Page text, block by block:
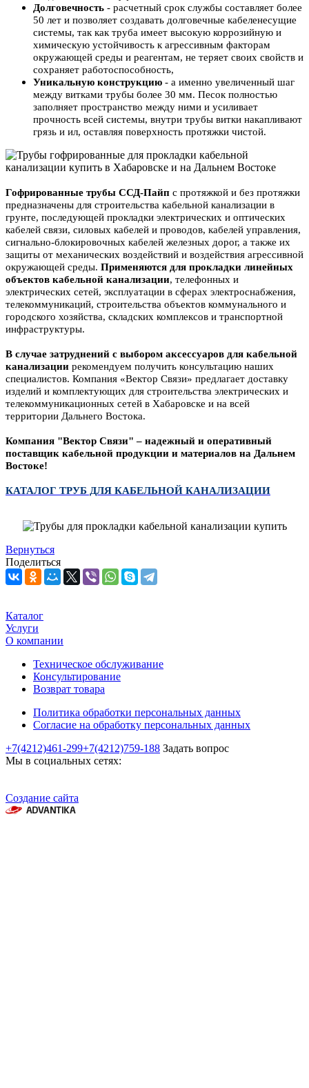
Долговечность - расчетный срок службы составляет более
50 лет и позволяет создавать долговечные кабеленесущие
системы, так как труба имеет высокую коррозийную и
химическую устойчивость к агрессивным факторам
окружающей среды и реагентам, не теряет своих свойств и
сохраняет работоспособность,
Уникальную конструкцию - а именно увеличенный шаг
между витками трубы более 30 мм. Песок полностью
заполняет пространство между ними и усиливает
прочность всей системы, внутри трубы витки накапливают
грязь и ил, оставляя поверхность протяжки чистой.
Гофрированные трубы ССД-Пайп с протяжкой и без протяжки
предназначены для строительства кабельной канализации в
грунте, последующей прокладки электрических и оптических
кабелей связи, силовых кабелей и проводов, кабелей управления,
сигнально-блокировочных кабелей железных дорог, а также их
защиты от механических воздействий и воздействия агрессивной
окружающей среды. Применяются для прокладки линейных
объектов кабельной канализации, телефонных и
электрических сетей, эксплуатации в сферах электроснабжения,
телекоммуникаций, строительства объектов коммунального и
городского хозяйства, складских комплексов и транспортной
инфраструктуры.
В случае затруднений с выбором аксессуаров для кабельной
канализации рекомендуем получить консультацию наших
специалистов. Компания «Вектор Связи» предлагает доставку
изделий и комплектующих для строительства электрических и
телекоммуникационных сетей в Хабаровске и на всей
территории Дальнего Востока.
Компания "Вектор Связи" – надежный и оперативный
поставщик кабельной продукции и материалов на Дальнем
Востоке!
КАТАЛОГ ТРУБ ДЛЯ КАБЕЛЬНОЙ КАНАЛИЗАЦИИ
Вернуться
Поделиться
Каталог
Услуги
О компании
Техническое обслуживание
Консультирование
Возврат товара
Политика обработки персональных данных
Согласие на обработку персональных данных
+7(4212)461-299+7(4212)759-188 Задать вопрос
Мы в социальных сетях:
Создание сайта